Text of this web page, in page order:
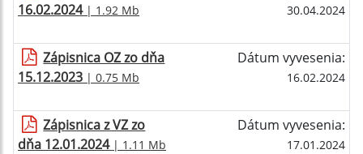
16.02.2024| 1.92 Mb 30.04.2024
Zápisnica OZ zo dňa
15.12.2023 | 0.75 Mb
Dátum vyvesenia:
16.02.2024
Zápisnica z VZ zo
dňa 12.01.2024| 1.11 Mb
Dátum vyvesenia:
17.01.2024